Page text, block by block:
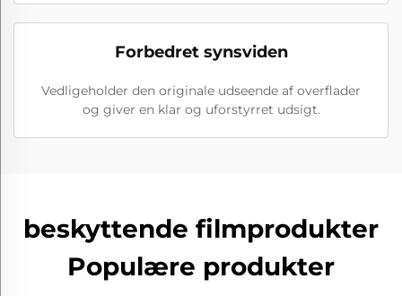
Forbedret synsviden
Vedligeholder den originale udseende af overflader
og giver en klar og uforstyrret udsigt.
beskyttende filmprodukter
Populære produkter